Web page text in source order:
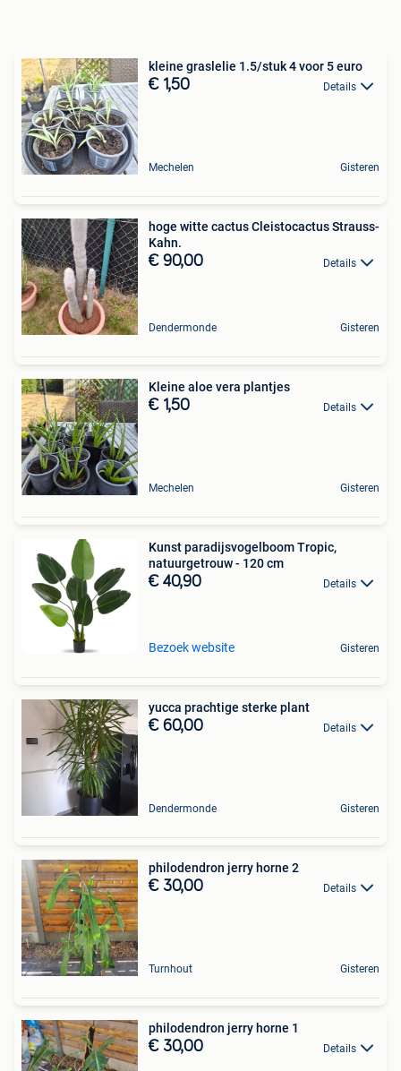
kleine graslelie 1.5/stuk 4 voor 5 euro
€ 1,50 Details
Mechelen Gisteren
hoge witte cactus Cleistocactus Strauss-
Kahn.
€ 90,00 Details
Dendermonde Gisteren
Kleine aloe vera plantjes
€ 1,50 Details
Mechelen Gisteren
Kunst paradijsvogelboom Tropic,
natuurgetrouw - 120 cm
€ 40,90 Details
Bezoek website Gisteren
yucca prachtige sterke plant
€ 60,00 Details
Dendermonde Gisteren
philodendron jerry horne 2
€ 30,00 Details
Turnhout Gisteren
philodendron jerry horne 1
€ 30,00 Details